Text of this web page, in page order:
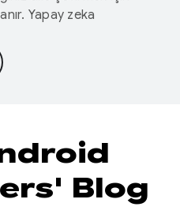
Yapay zeka
Blog